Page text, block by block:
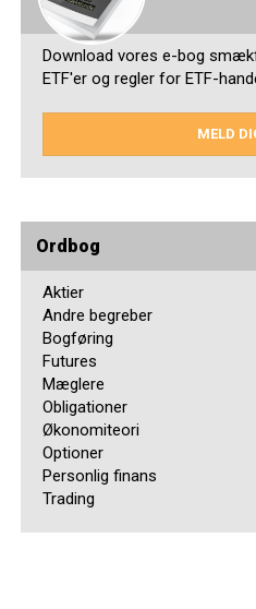
Download vores e-bog
ETF'er og regler for ETF-
MELD
Ordbog
Aktier
Andre begreber
Bogføring
Futures
Mæglere
Obligationer
Økonomiteori
Optioner
Personlig finans
Trading